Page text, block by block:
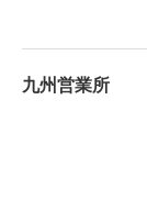
九州営業所